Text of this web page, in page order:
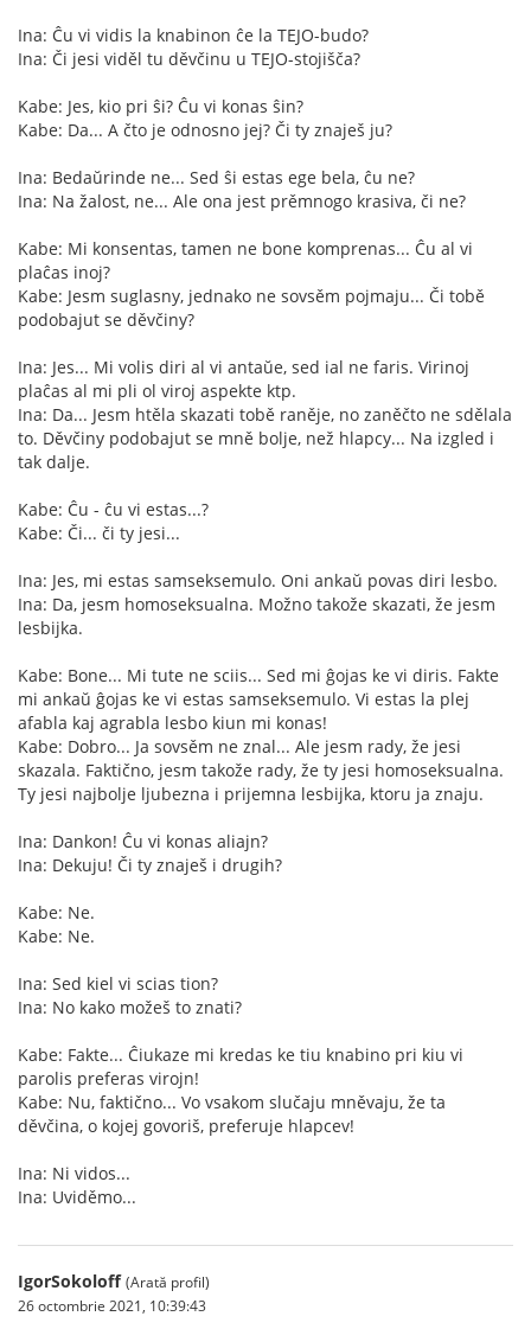
Ina: Ĉu vi vidis la knabinon ĉe la TEJO-budo?
Ina: Či jesi viděl tu děvčinu u TEJO-stojišča?
Kabe: Jes, kio pri ŝi? Ĉu vi konas ŝin?
Kabe: Da... A čto je odnosno jej? Či ty znaješ ju?
Ina: Bedaŭrinde ne... Sed ŝi estas ege bela, ĉu ne?
Ina: Na žalost, ne... Ale ona jest prěmnogo krasiva, či ne?
Kabe: Mi konsentas, tamen ne bone komprenas... Ĉu al vi
plaĉas inoj?
Kabe: Jesm suglasny, jednako ne sovsěm pojmaju... Či tobě
podobajut se děvčiny?
Ina: Jes... Mi volis diri al vi antaŭe, sed ial ne faris. Virinoj
plaĉas al mi pli ol viroj aspekte ktp.
Ina: Da... Jesm htěla skazati tobě raněje, no zaněčto ne sdělala
to. Děvčiny podobajut se mně bolje, než hlapcy... Na izgled i
tak dalje.
Kabe: Ĉu - ĉu vi estas...?
Kabe: Či... či ty jesi...
Ina: Jes, mi estas samseksemulo. Oni ankaŭ povas diri lesbo.
Ina: Da, jesm homoseksualna. Možno takože skazati, že jesm
lesbijka.
Kabe: Bone... Mi tute ne sciis... Sed mi ĝojas ke vi diris. Fakte
mi ankaŭ ĝojas ke vi estas samseksemulo. Vi estas la plej
afabla kaj agrabla lesbo kiun mi konas!
Kabe: Dobro... Ja sovsěm ne znal... Ale jesm rady, že jesi
skazala. Faktično, jesm takože rady, že ty jesi homoseksualna.
Ty jesi najbolje ljubezna i prijemna lesbijka, ktoru ja znaju.
Ina: Dankon! Ĉu vi konas aliajn?
Ina: Dekuju! Či ty znaješ i drugih?
Kabe: Ne.
Kabe: Ne.
Ina: Sed kiel vi scias tion?
Ina: No kako možeš to znati?
Kabe: Fakte... Ĉiukaze mi kredas ke tiu knabino pri kiu vi
parolis preferas virojn!
Kabe: Nu, faktično... Vo vsakom slučaju mněvaju, že ta
děvčina, o kojej govoriš, preferuje hlapcev!
Ina: Ni vidos...
Ina: Uviděmo...
IgorSokoloff (Arată profil)
26 octombrie 2021, 10:39:43